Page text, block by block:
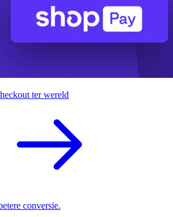
ter wereld
conversie.